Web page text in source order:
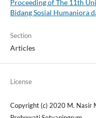
Proceeding of The 11th
Bidang Sosial Humaniora
Section
Articles
License
Copyright (c) 2020 M. Nasir